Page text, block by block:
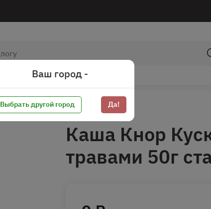
Каша Кнор
травами 50г
Ваш город -
Выбрать другой город Да!